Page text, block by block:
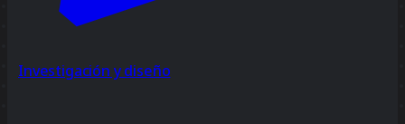
Investigación y diseño